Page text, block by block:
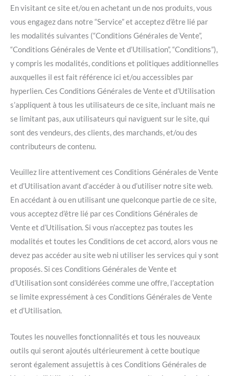
En visitant ce site et/ou en achetant un de nos produits, vous
vous engagez dans notre “Service” et acceptez d’être lié par
les modalités suivantes (“Conditions Générales de Vente”,
“Conditions Générales de Vente et d’Utilisation”, “Conditions”),
y compris les modalités, conditions et politiques additionnelles
auxquelles il est fait référence ici et/ou accessibles par
hyperlien. Ces Conditions Générales de Vente et d’Utilisation
s’appliquent à tous les utilisateurs de ce site, incluant mais ne
se limitant pas, aux utilisateurs qui naviguent sur le site, qui
sont des vendeurs, des clients, des marchands, et/ou des
contributeurs de contenu.
Veuillez lire attentivement ces Conditions Générales de Vente
et d’Utilisation avant d’accéder à ou d’utiliser notre site web.
En accédant à ou en utilisant une quelconque partie de ce site,
vous acceptez d’être lié par ces Conditions Générales de
Vente et d’Utilisation. Si vous n’acceptez pas toutes les
modalités et toutes les Conditions de cet accord, alors vous ne
devez pas accéder au site web ni utiliser les services qui y sont
proposés. Si ces Conditions Générales de Vente et
d’Utilisation sont considérées comme une offre, l’acceptation
se limite expressément à ces Conditions Générales de Vente
et d’Utilisation.
Toutes les nouvelles fonctionnalités et tous les nouveaux
outils qui seront ajoutés ultérieurement à cette boutique
seront également assujettis à ces Conditions Générales de